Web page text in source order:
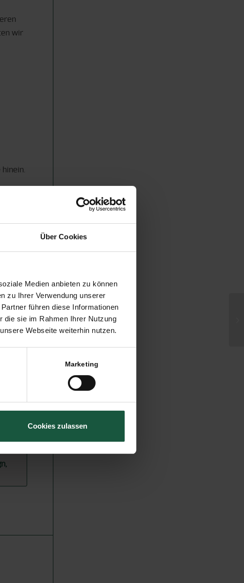
Über Cookies
Medien anbieten zu können
zu Ihrer Verwendung unserer
führen diese Informationen
die sie im Rahmen Ihrer Nutzung
Webseite weiterhin nutzen.
Marketing
Cookies zulassen
wir